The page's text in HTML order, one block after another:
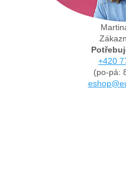
+420
(po-pá: